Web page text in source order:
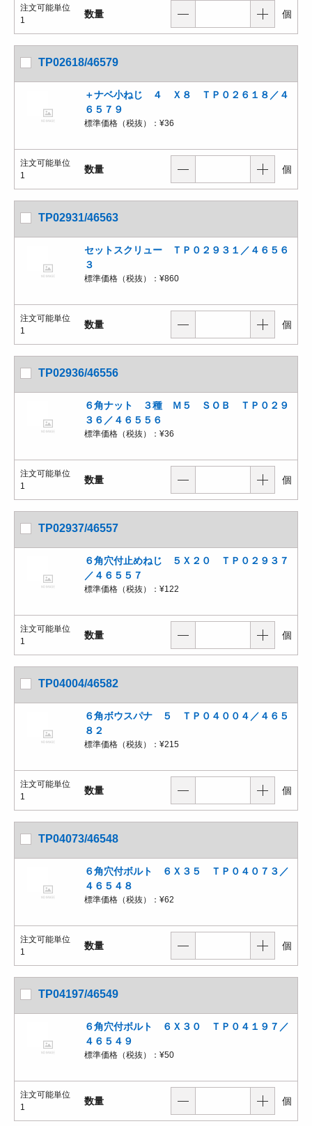
注文可能単位
1
数量 個
TP02618/46579
＋ナベ小ねじ ４ Ｘ８ ＴＰ０２６１８／４
６５７９
標準価格（税抜）： ¥36
注文可能単位
1
数量 個
TP02931/46563
セットスクリュー ＴＰ０２９３１／４６５６
３
標準価格（税抜）： ¥860
注文可能単位
1
数量 個
TP02936/46556
６角ナット ３種 Ｍ５ ＳＯＢ ＴＰ０２９
３６／４６５５６
標準価格（税抜）： ¥36
注文可能単位
1
数量 個
TP02937/46557
６角穴付止めねじ ５Ｘ２０ ＴＰ０２９３７
／４６５５７
標準価格（税抜）： ¥122
注文可能単位
1
数量 個
TP04004/46582
６角ボウスパナ ５ ＴＰ０４００４／４６５
８２
標準価格（税抜）： ¥215
注文可能単位
1
数量 個
TP04073/46548
６角穴付ボルト ６Ｘ３５ ＴＰ０４０７３／
４６５４８
標準価格（税抜）： ¥62
注文可能単位
1
数量 個
TP04197/46549
６角穴付ボルト ６Ｘ３０ ＴＰ０４１９７／
４６５４９
標準価格（税抜）： ¥50
注文可能単位
1
数量 個